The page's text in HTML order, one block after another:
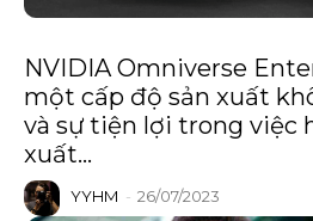
NVIDIA Omniverse
một cấp độ sản xuất
và sự tiện lợi trong việc
xuất...
YYHM - 26/07/2023